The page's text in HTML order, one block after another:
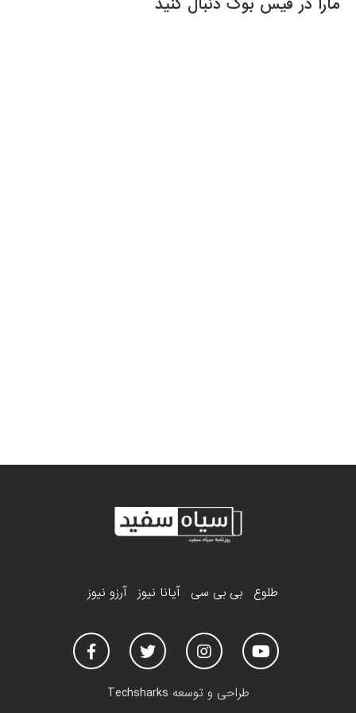
مارا در فیس بوک دنبال کنید
طلوع بی بی سی آیانا نیوز آرزو نیوز
طراحی و توسعه Techsharks